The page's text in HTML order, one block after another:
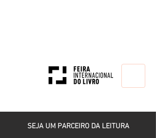
SEJA UM PARCEIRO DA LEITURA